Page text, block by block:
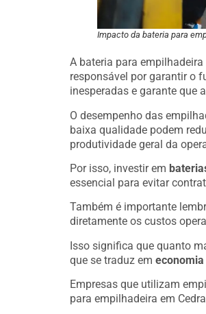
Impacto da bateria para
A bateria para empilhadeira
responsável por garantir o
inesperadas e garante que
O desempenho das
baixa qualidade podem
produtividade geral da
Por isso, investir em
essencial para evitar
Também é importante
diretamente os custos
Isso significa que quanto
que se traduz em
Empresas que utilizam
para empilhadeira em